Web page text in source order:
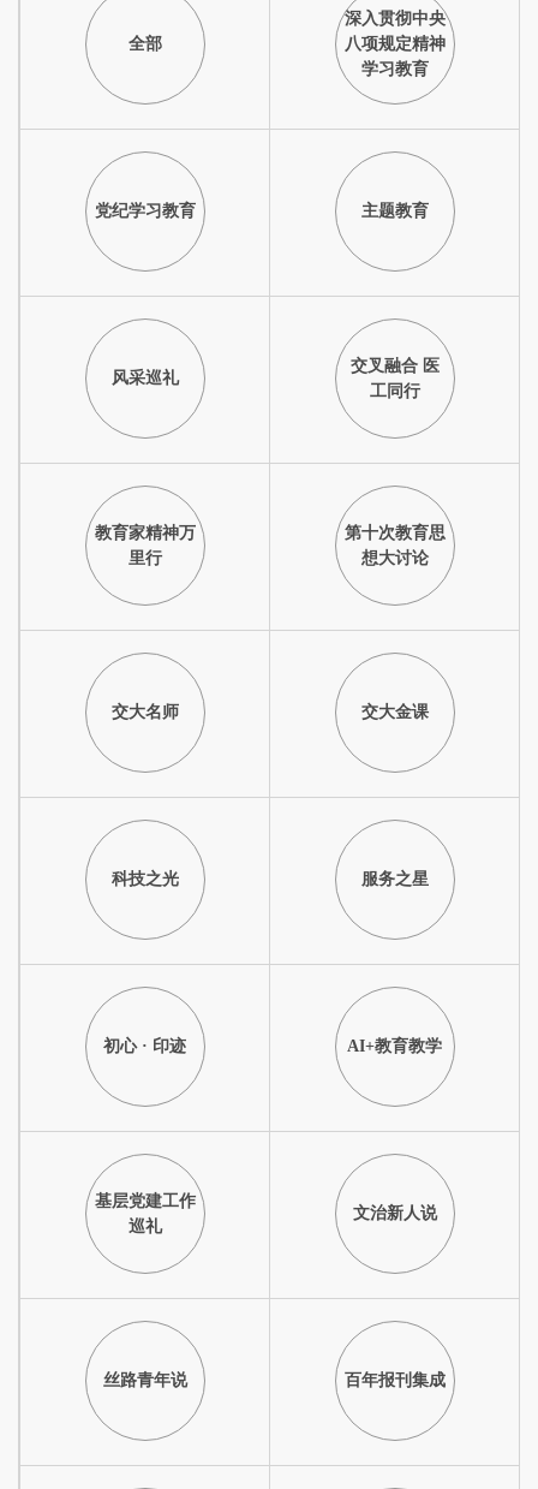
全部
深入贯彻中央
八项规定精神
学习教育
党纪学习教育 主题教育
风采巡礼
交叉融合 医
工同行
教育家精神万
里行
第十次教育思
想大讨论
交大名师 交大金课
科技之光 服务之星
初心 · 印迹 AI+教育教学
基层党建工作
巡礼
文治新人说
丝路青年说 百年报刊集成